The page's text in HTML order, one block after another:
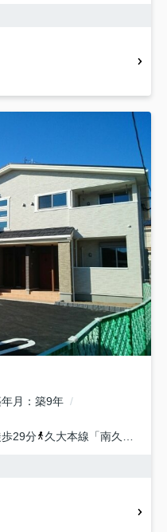
月
築9年
歩29分 久大本線 「南久留米